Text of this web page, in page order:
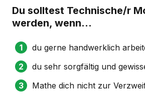
Du solltest Technische/r
werden, wenn...
du gerne handwerklich
du sehr sorgfältig und
Mathe dich nicht zur